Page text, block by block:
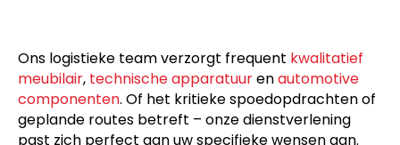
Ons logistieke team verzorgt frequent kwalitatief
meubilair, technische apparatuurenautomotive
componenten. Of het kritieke spoedopdrachten of
geplande routes betreft – onze dienstverlening
past zich perfect aan uw specifieke wensen aan.